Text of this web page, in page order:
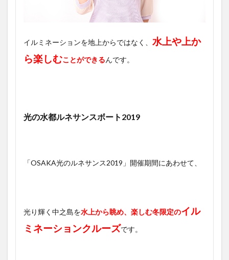
イルミネーションを地上からではなく、 水上や上か
ら楽しむことができるんです。
光の水都ルネサンスボート2019
「OSAKA光のルネサンス2019」開催期間にあわせて、
光り輝く中之島を水上から眺め、楽しむ冬限定のイル
ミネーションクルーズです。